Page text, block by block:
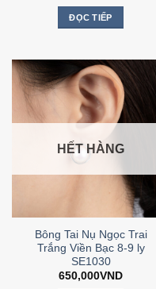
ĐỌC TIẾP
HẾT HÀNG
Bông Tai Nụ Ngọc Trai
Trắng Viền Bạc 8-9 ly
SE1030
650,000VND